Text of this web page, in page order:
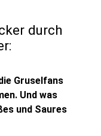
durch
Gruselfans
Und was
und Saures